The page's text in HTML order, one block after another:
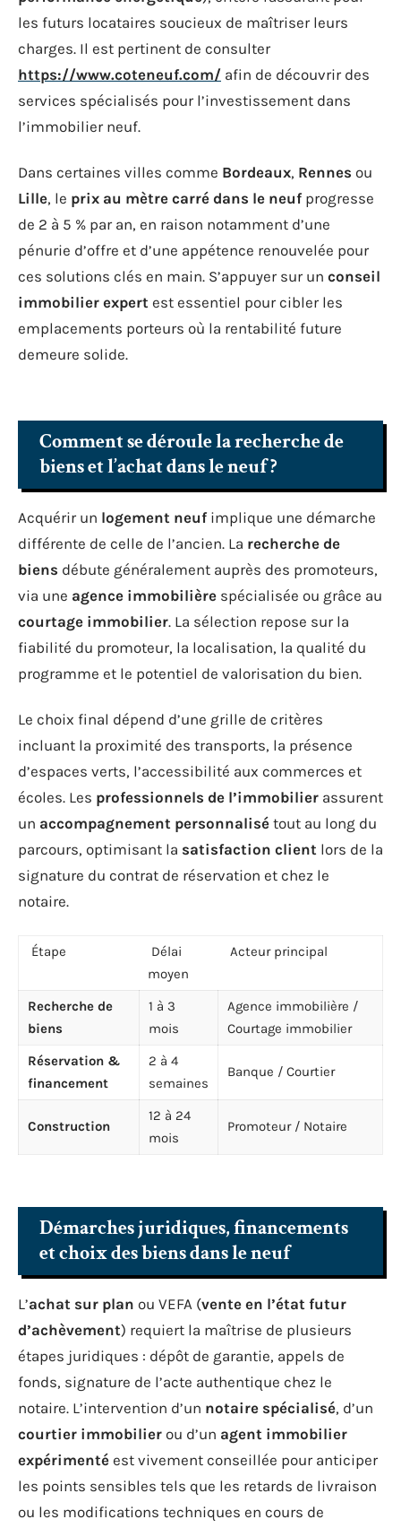
les futurs locataires soucieux de maîtriser leurs
charges. Il est pertinent de consulter
https://www.coteneuf.com/ afin de découvrir des
services spécialisés pour l’investissement dans
l’immobilier neuf.
Dans certaines villes comme Bordeaux, Rennes ou
Lille, le prix au mètre carré dans le neufprogresse
de 2 à 5 % par an, en raison notamment d’une
pénurie d’offre et d’une appétence renouvelée pour
ces solutions clés en main. S’appuyer sur un conseil
immobilier expert est essentiel pour cibler les
emplacements porteurs où la rentabilité future
demeure solide.
Comment se déroule la recherche de
biens et l’achat dans le neuf ?
Acquérir un logement neufimplique une démarche
différente de celle de l’ancien. La recherche de
biens débute généralement auprès des promoteurs,
via une agence immobilière spécialisée ou grâce au
courtage immobilier. La sélection repose sur la
fiabilité du promoteur, la localisation, la qualité du
programme et le potentiel de valorisation du bien.
Le choix final dépend d’une grille de critères
incluant la proximité des transports, la présence
d’espaces verts, l’accessibilité aux commerces et
écoles. Les professionnels de l’immobilier assurent
un accompagnement personnalisé tout au long du
parcours, optimisant la satisfaction client lors de la
signature du contrat de réservation et chez le
notaire.
Étape
Délai
moyen
Acteur principal
Recherche de
biens
1 à 3
mois
Agence immobilière /
Courtage immobilier
Réservation &
financement
2 à 4
semaines
Banque / Courtier
Construction
12 à 24
mois
Promoteur / Notaire
Démarches juridiques, financements
et choix des biens dans le neuf
L’achat sur plan ou VEFA (vente en l’état futur
d’achèvement) requiert la maîtrise de plusieurs
étapes juridiques : dépôt de garantie, appels de
fonds, signature de l’acte authentique chez le
notaire. L’intervention d’un notaire spécialisé, d’un
courtier immobilier ou d’un agent immobilier
expérimenté est vivement conseillée pour anticiper
les points sensibles tels que les retards de livraison
ou les modifications techniques en cours de